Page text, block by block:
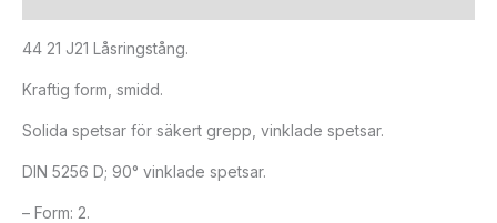
44 21 J21 Låsringstång.
Kraftig form, smidd.
Solida spetsar för säkert grepp, vinklade spetsar.
DIN 5256 D; 90° vinklade spetsar.
– Form: 2.